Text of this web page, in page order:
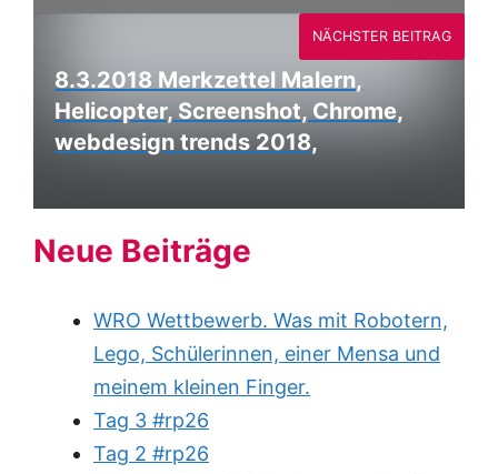
8.3.2018 Merkzettel Malern,
Helicopter, Screenshot, Chrome,
webdesign trends 2018,
NÄCHSTER BEITRAG
Neue Beiträge
WRO Wettbewerb. Was mit Robotern,
Lego, Schülerinnen, einer Mensa und
meinem kleinen Finger.
Tag 3 #rp26
Tag 2 #rp26